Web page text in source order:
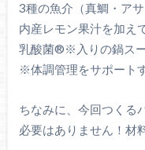
3種の魚介（真鯛・ア
内産レモン果汁を加え
乳酸菌®※入りの鍋スー
※体調管理をサポート
ちなみに、今回つくる
必要はありません！材